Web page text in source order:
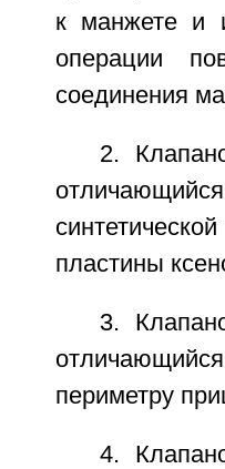
к манжете и
операции
соединения
2.
пластины
3.
периметру
4.